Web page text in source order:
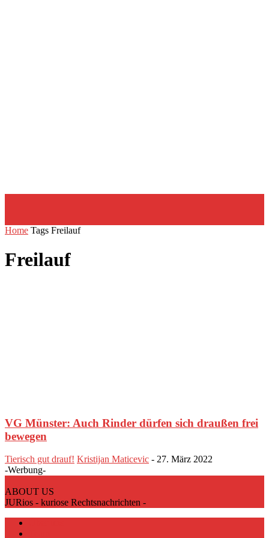
Home Tags Freilauf
Freilauf
VG Münster: Auch Rinder dürfen sich draußen frei
bewegen
Tierisch gut drauf! Kristijan Maticevic - 27. März 2022
-Werbung-
ABOUT US
JURios - kuriose Rechtsnachrichten -